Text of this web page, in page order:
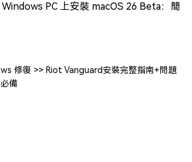
PC 上安裝 macOS 26 Beta：簡
修復 >> Riot Vanguard安裝完整指南+問題
備